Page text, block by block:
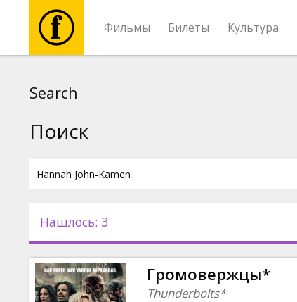
Фильмы Билеты Культура
Новости
Подарки
Search
Поиск
Нашлось: 3
Громовержцы*
Thunderbolts*